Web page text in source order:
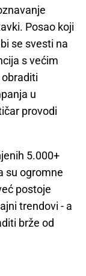
Posao koji
se svesti na
s većim
u
provodi
5.000+
su ogromne
postoje
trendovi - a
brže od